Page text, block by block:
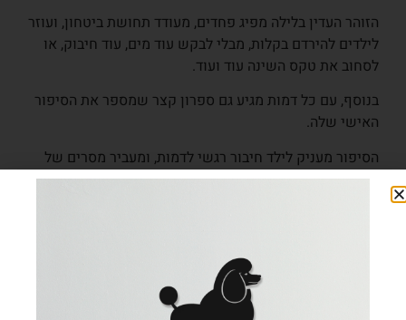
הזוהר העדין בלילה מפיג פחדים, מעודד תחושת ביטחון, ועוזר
לילדים להירדם בקלות, מבלי לבקש עוד מים, עוד חיבוק, או
לסחוב את טקס השינה עוד ועוד.
בנוסף, עם כל דמות מגיע גם ספרון קצר שמספר את הסיפור
האישי שלה.
הסיפור מעניק לילד חיבור רגשי לדמות, ומעביר מסרים של
אומץ, ביטחון ואהבה, כך שהילדים לא רק הולכים לישון עם
פחות התעסקות, פחות התנגדויות, פחות רגשות אשם שאתם
כבר כועסים וחסרי סבלנות, ויותר זמן לעצמכם.